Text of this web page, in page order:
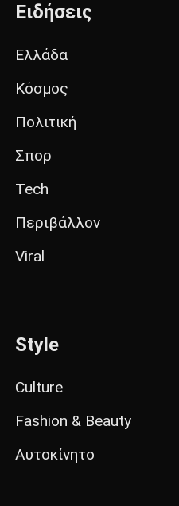
Ειδήσεις
Ελλάδα
Κόσμος
Πολιτική
Σπορ
Tech
Περιβάλλον
Viral
Style
Culture
Fashion & Beauty
Αυτοκίνητο